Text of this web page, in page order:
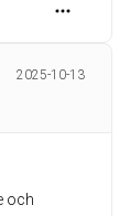
2025-10-13
och